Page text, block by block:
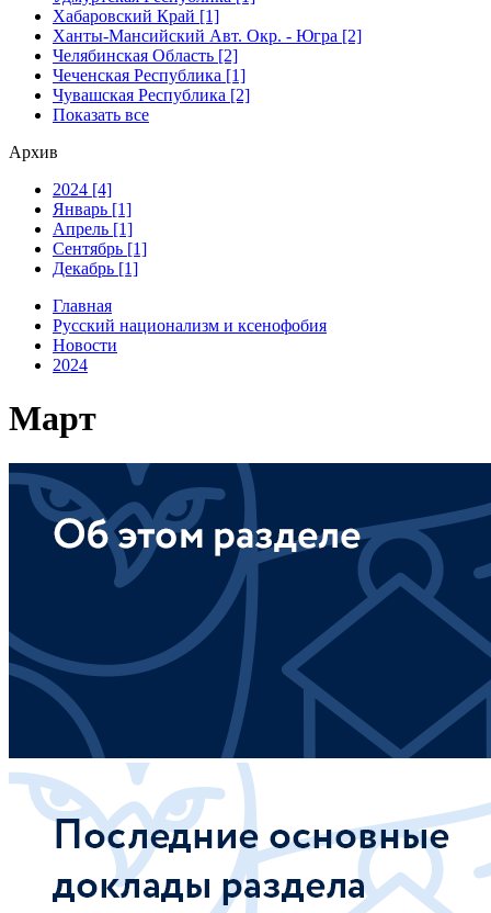
Хабаровский Край [1]
Ханты-Мансийский Авт. Окр. - Югра [2]
Челябинская Область [2]
Чеченская Республика [1]
Чувашская Республика [2]
Показать все
Архив
2024 [4]
Январь [1]
Апрель [1]
Сентябрь [1]
Декабрь [1]
Главная
Русский национализм и ксенофобия
Новости
2024
Март